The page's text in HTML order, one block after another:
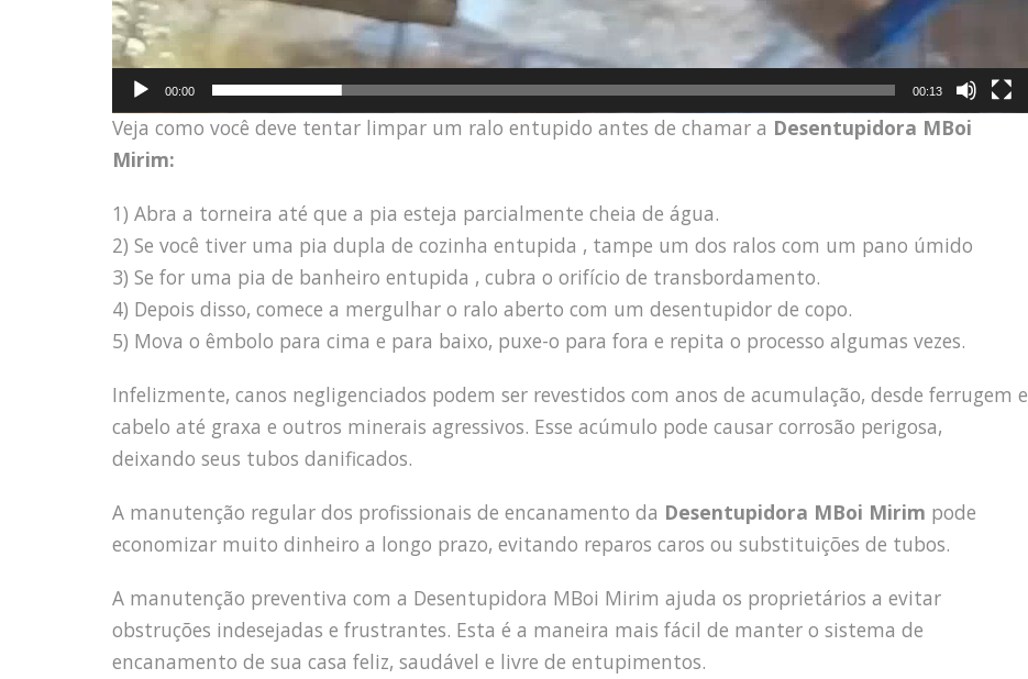
00:00 00:13
Veja como você deve tentar limpar um ralo entupido antes de chamar a Desentupidora MBoi
Mirim:
1) Abra a torneira até que a pia esteja parcialmente cheia de água.
2) Se você tiver uma pia dupla de cozinha entupida , tampe um dos ralos com um pano úmido
3) Se for uma pia de banheiro entupida , cubra o orifício de transbordamento.
4) Depois disso, comece a mergulhar o ralo aberto com um desentupidor de copo.
5) Mova o êmbolo para cima e para baixo, puxe-o para fora e repita o processo algumas vezes.
Infelizmente, canos negligenciados podem ser revestidos com anos de acumulação, desde ferrugem e
cabelo até graxa e outros minerais agressivos. Esse acúmulo pode causar corrosão perigosa,
deixando seus tubos danificados.
A manutenção regular dos profissionais de encanamento da Desentupidora MBoi Mirim pode
economizar muito dinheiro a longo prazo, evitando reparos caros ou substituições de tubos.
A manutenção preventiva com a Desentupidora MBoi Mirim ajuda os proprietários a evitar
obstruções indesejadas e frustrantes. Esta é a maneira mais fácil de manter o sistema de
encanamento de sua casa feliz, saudável e livre de entupimentos.